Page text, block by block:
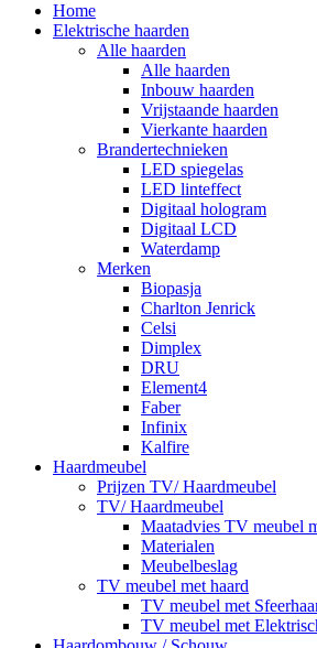
Home
Elektrische haarden
Alle haarden
Alle haarden
Inbouw haarden
Vrijstaande haarden
Vierkante haarden
Brandertechnieken
LED spiegelas
LED linteffect
Digitaal hologram
Digitaal LCD
Waterdamp
Merken
Biopasja
Charlton Jenrick
Celsi
Dimplex
DRU
Element4
Faber
Infinix
Kalfire
Haardmeubel
Prijzen TV/ Haardmeubel
TV/ Haardmeubel
Maatadvies TV meubel
Materialen
Meubelbeslag
TV meubel met haard
TV meubel met
TV meubel met